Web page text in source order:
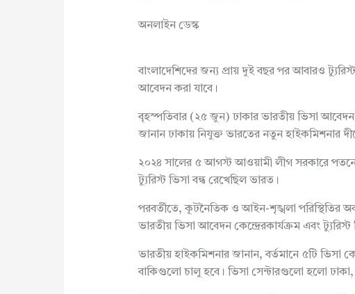
অনলাইন ডেস্ক
বাংলাদেশিদের জন্য প্রায় দুই বছর পর আবারও
আবেদন করা যাবে।
বৃহস্পতিবার (২৫ জুন) ঢাকার ভারতীয় ভিসা আবেদন
জানান ঢাকায় নিযুক্ত ভারতের নতুন হাইকমিশনার
২০২৪ সালের ৫ আগস্ট আওয়ামী লীগ সরকারে
ট্যুরিস্ট ভিসা বন্ধ রেখেছিল ভারত।
পরবর্তীতে, কূটনৈতিক ও আইন-শৃঙ্খলা পরিস্থিতির
ভারতীয় ভিসা আবেদন কেন্দ্রেরকার্যক্রম এবং
ভারতীয় হাইকমিশনার জানান, বর্তমানে ৫টি ভিসা
বাকিগুলো চালু হবে। ভিসা সেন্টারগুলো হলো ঢাকা,